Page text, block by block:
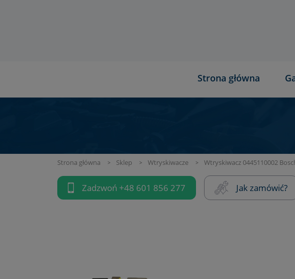
Strona główna
Strona główna Sklep Wtryskiwacze Wtryskiwacz 0445110002
Zadzwoń +48 601 856 277 Jak zamówić?